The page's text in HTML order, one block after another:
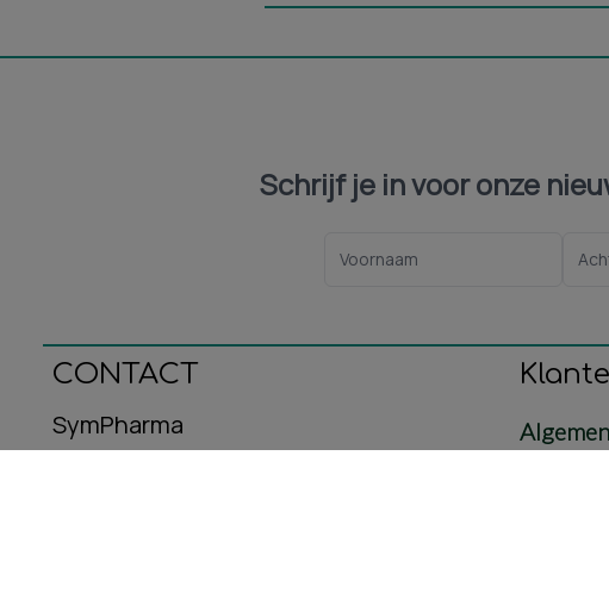
Schrijf je in voor onze
CONTACT
SymPharma
Oeralstraat 12